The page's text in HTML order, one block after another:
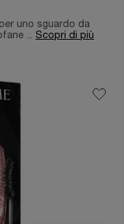
uno sguardo da
... Scopri di più